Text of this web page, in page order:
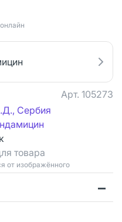
Арт. 105273
Сербия
товара
от изображённого